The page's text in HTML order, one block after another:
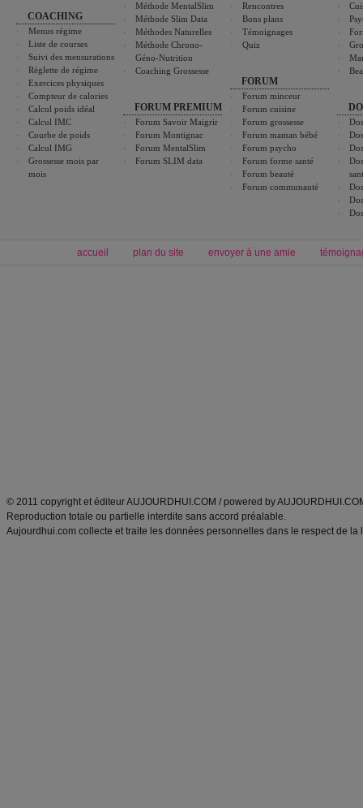
COACHING
Menus régime
Liste de courses
Suivi des mensurations
Réglette de régime
Exercices physiques
Compteur de calories
Calcul poids idéal
Calcul IMC
Courbe de poids
Calcul IMG
Grossesse mois par
mois
Méthode MentalSlim
Méthode Slim Data
Méthodes Naturelles
Méthode Chrono-
Géno-Nutrition
Coaching Grossesse
FORUM PREMIUM
Forum Savoir Maigrir
Forum Montignac
Forum MentalSlim
Forum SLIM data
Rencontres
Bons plans
Témoignages
Quiz
FORUM
Forum minceur
Forum cuisine
Forum grossesse
Forum maman bébé
Forum psycho
Forum forme santé
Forum beauté
Forum communauté
accueil plan du site envoyer à une amie
© 2011 copyright et éditeur AUJOURDHUI.COM / powered by
Reproduction totale ou partielle interdite sans accord préalable.
Aujourdhui.com collecte et traite les données personnelles dans le respect de